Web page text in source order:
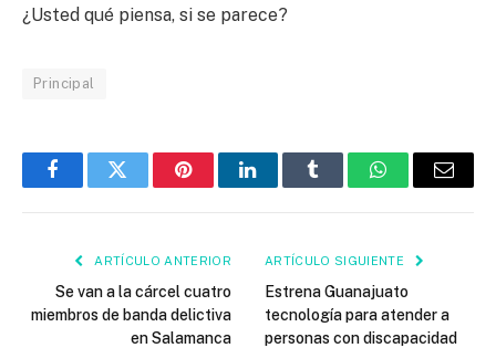
¿Usted qué piensa, si se parece?
Principal
FacebookTwitter PinterestLinkedInTumblr WhatsAppEmail
ARTÍCULO ANTERIOR
Se van a la cárcel cuatro
miembros de banda delictiva
en Salamanca
ARTÍCULO SIGUIENTE
Estrena Guanajuato
tecnología para atender a
personas con discapacidad